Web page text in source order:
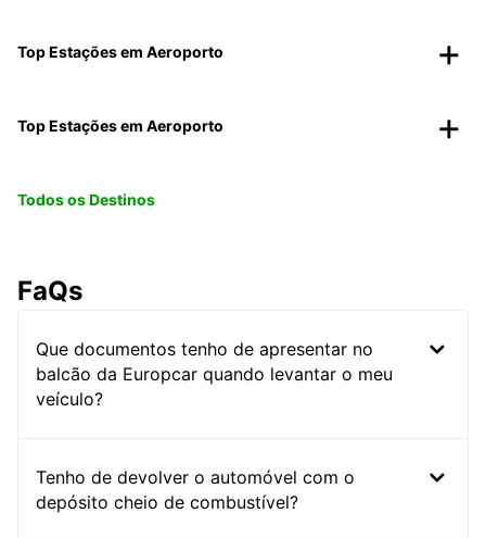
Top Estações em Aeroporto
Top Estações em Aeroporto
Todos os Destinos
FaQs
Que documentos tenho de apresentar no
balcão da Europcar quando levantar o meu
veículo?
Tenho de devolver o automóvel com o
depósito cheio de combustível?